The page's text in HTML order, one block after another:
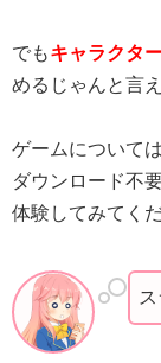
でもキャラクタ
めるじゃんと言
ゲームについて
ダウンロード不
体験してみてくだ